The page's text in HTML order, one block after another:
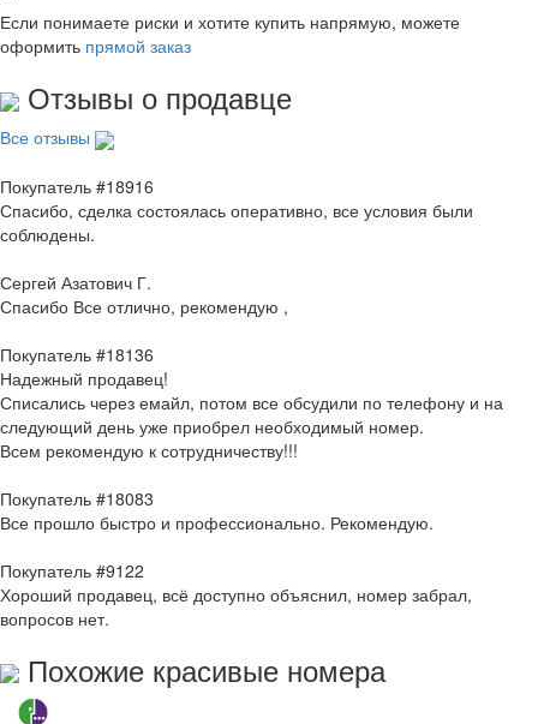
Если понимаете риски и хотите купить напрямую, можете
оформить прямой заказ
Отзывы о продавце
Все отзывы
Покупатель #18916
Спасибо, сделка состоялась оперативно, все условия были
соблюдены.
Сергей Азатович Г.
Спасибо Все отлично, рекомендую ,
Покупатель #18136
Надежный продавец!
Списались через емайл, потом все обсудили по телефону и на
следующий день уже приобрел необходимый номер.
Всем рекомендую к сотрудничеству!!!
Покупатель #18083
Все прошло быстро и профессионально. Рекомендую.
Покупатель #9122
Хороший продавец, всё доступно объяснил, номер забрал,
вопросов нет.
Похожие красивые номера